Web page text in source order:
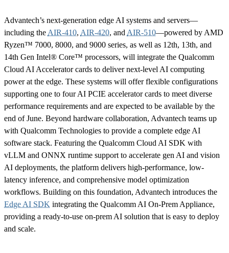
Advantech’s next-generation edge AI systems and servers—
including theAIR-410, AIR-420, andAIR-510—powered by AMD
Ryzen™ 7000, 8000, and 9000 series, as well as 12th, 13th, and
14th Gen Intel® Core™ processors, will integrate the Qualcomm
Cloud AI Accelerator cards to deliver next-level AI computing
power at the edge. These systems will offer flexible configurations
supporting one to four AI PCIE accelerator cards to meet diverse
performance requirements and are expected to be available by the
end of June. Beyond hardware collaboration, Advantech teams up
with Qualcomm Technologies to provide a complete edge AI
software stack. Featuring the Qualcomm Cloud AI SDK with
vLLM and ONNX runtime support to accelerate gen AI and vision
AI deployments, the platform delivers high-performance, low-
latency inference, and comprehensive model optimization
workflows. Building on this foundation, Advantech introduces the
Edge AI SDK integrating the Qualcomm AI On-Prem Appliance,
providing a ready-to-use on-prem AI solution that is easy to deploy
and scale.